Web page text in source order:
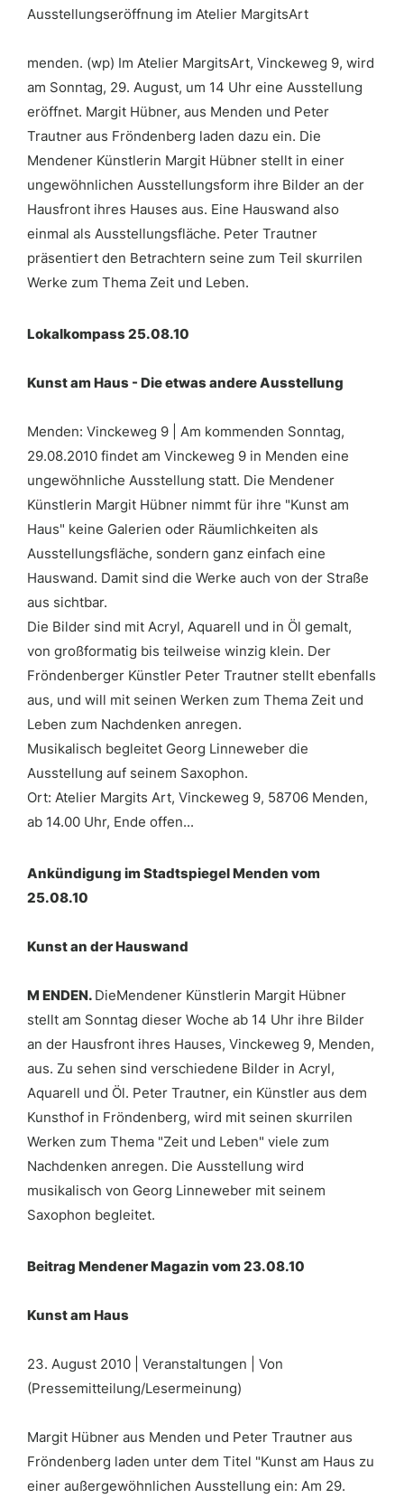
Ausstellungseröffnung im Atelier MargitsArt
menden. (wp) Im Atelier MargitsArt, Vinckeweg 9, wird
am Sonntag, 29. August, um 14 Uhr eine Ausstellung
eröffnet. Margit Hübner, aus Menden und Peter
Trautner aus Fröndenberg laden dazu ein. Die
Mendener Künstlerin Margit Hübner stellt in einer
ungewöhnlichen Ausstellungsform ihre Bilder an der
Hausfront ihres Hauses aus. Eine Hauswand also
einmal als Ausstellungsfläche. Peter Trautner
präsentiert den Betrachtern seine zum Teil skurrilen
Werke zum Thema Zeit und Leben.
Lokalkompass 25.08.10
Kunst am Haus - Die etwas andere Ausstellung
Menden: Vinckeweg 9 | Am kommenden Sonntag,
29.08.2010 findet am Vinckeweg 9 in Menden eine
ungewöhnliche Ausstellung statt. Die Mendener
Künstlerin Margit Hübner nimmt für ihre "Kunst am
Haus" keine Galerien oder Räumlichkeiten als
Ausstellungsfläche, sondern ganz einfach eine
Hauswand. Damit sind die Werke auch von der Straße
aus sichtbar.
Die Bilder sind mit Acryl, Aquarell und in Öl gemalt,
von großformatig bis teilweise winzig klein. Der
Fröndenberger Künstler Peter Trautner stellt ebenfalls
aus, und will mit seinen Werken zum Thema Zeit und
Leben zum Nachdenken anregen.
Musikalisch begleitet Georg Linneweber die
Ausstellung auf seinem Saxophon.
Ort: Atelier Margits Art, Vinckeweg 9, 58706 Menden,
ab 14.00 Uhr, Ende offen...
Ankündigung im Stadtspiegel Menden vom
25.08.10
Kunst an der Hauswand
M ENDEN. DieMendener Künstlerin Margit Hübner
stellt am Sonntag dieser Woche ab 14 Uhr ihre Bilder
an der Hausfront ihres Hauses, Vinckeweg 9, Menden,
aus. Zu sehen sind verschiedene Bilder in Acryl,
Aquarell und Öl. Peter Trautner, ein Künstler aus dem
Kunsthof in Fröndenberg, wird mit seinen skurrilen
Werken zum Thema "Zeit und Leben" viele zum
Nachdenken anregen. Die Ausstellung wird
musikalisch von Georg Linneweber mit seinem
Saxophon begleitet.
Beitrag Mendener Magazin vom 23.08.10
Kunst am Haus
23. August 2010 | Veranstaltungen | Von
(Pressemitteilung/Lesermeinung)
Margit Hübner aus Menden und Peter Trautner aus
Fröndenberg laden unter dem Titel "Kunst am Haus zu
einer außergewöhnlichen Ausstellung ein: Am 29.